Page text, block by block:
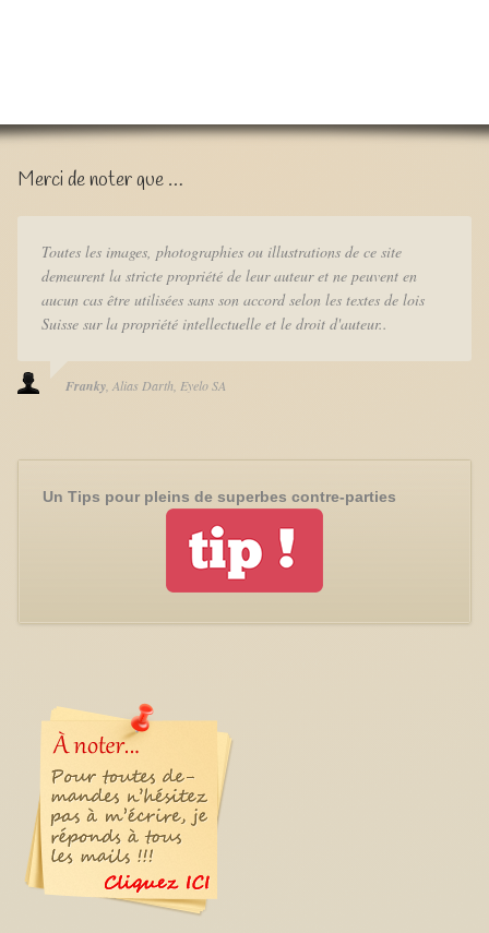
Merci de noter que …
Toutes les images, photographies ou illustrations de ce site
demeurent la stricte propriété de leur auteur et ne peuvent en
aucun cas être utilisées sans son accord selon les textes de lois
Suisse sur la propriété intellectuelle et le droit d'auteur..
Franky Alias Darth Eyelo SA
Un Tips pour pleins de superbes contre-parties